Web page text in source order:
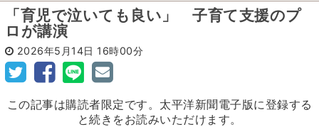
「育児で泣いても良い」 子育て支援のプ
ロが講演
2026年5月14日 16時00分
この記事は購読者限定です。太平洋新聞電子版に登録する
と続きをお読みいただけます。